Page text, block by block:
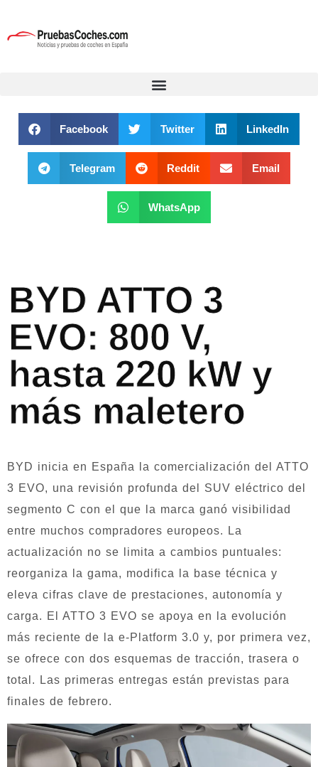
Facebook Twitter LinkedIn
Telegram Reddit Email
WhatsApp
BYD ATTO 3
EVO: 800 V,
hasta 220 kW y
más maletero
BYD inicia en España la comercialización del ATTO
3 EVO, una revisión profunda del SUV eléctrico del
segmento C con el que la marca ganó visibilidad
entre muchos compradores europeos. La
actualización no se limita a cambios puntuales:
reorganiza la gama, modifica la base técnica y
eleva cifras clave de prestaciones, autonomía y
carga. El ATTO 3 EVO se apoya en la evolución
más reciente de la e-Platform 3.0 y, por primera vez,
se ofrece con dos esquemas de tracción, trasera o
total. Las primeras entregas están previstas para
finales de febrero.